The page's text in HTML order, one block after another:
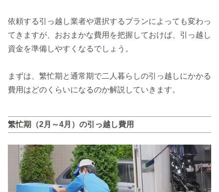
依頼する引っ越し業者や選択するプランによっても変わっ
てきますが、おおまかな費用を把握しておけば、引っ越し
資金を準備しやすくなるでしょう。
まずは、繁忙期と通常期で二人暮らしの引っ越しにかかる
費用はどのくらいになるのか解説していきます。
繁忙期（2月～4月）の引っ越し費用